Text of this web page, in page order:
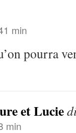
min
pourra
et Lucie
min